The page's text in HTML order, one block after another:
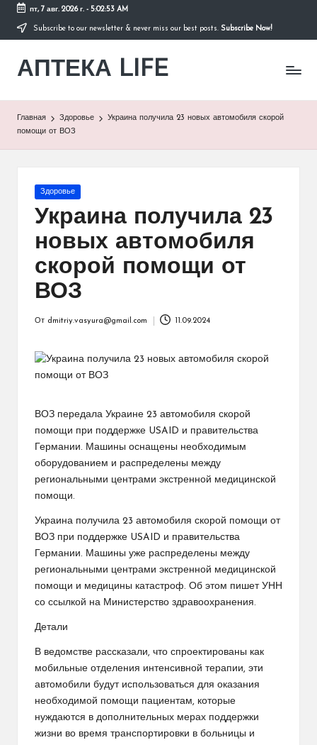
Перейти
содержимому
пт, 7 авг. 2026 г.- 5:02:54 AM
Subscribe to our newsletter & never miss our best posts. Subscribe Now!
АПТЕКА LIFE
сайт
Главная Здоровье
Украина получила 23 новых автомобиля скорой
помощи от ВОЗ
Опубликовано
Здоровье
Украина получила 23
новых автомобиля
скорой помощи от
ВОЗ
От dmitriy.vasyura@gmail.com 11.09.2024
ВОЗ передала Украине 23 автомобиля скорой
помощи при поддержке USAID и правительства
Германии. Машины оснащены необходимым
оборудованием и распределены между
региональными центрами экстренной медицинской
помощи.
Украина получила 23 автомобиля скорой помощи от
ВОЗ при поддержке USAID и правительства
Германии. Машины уже распределены между
региональными центрами экстренной медицинской
помощи и медицины катастроф. Об этом пишет УНН
со ссылкой на Министерство здравоохранения.
Детали
В ведомстве рассказали, что спроектированы как
мобильные отделения интенсивной терапии, эти
автомобили будут использоваться для оказания
необходимой помощи пациентам, которые
нуждаются в дополнительных мерах поддержки
жизни во время транспортировки в больницы и